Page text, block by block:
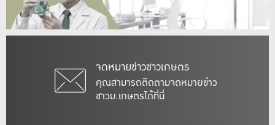
จดหมายข่าวชาวเกษตร
คุณสามารถติดตามจดหมายข่าว
ชาวม.เกษตรได้ที่นี่